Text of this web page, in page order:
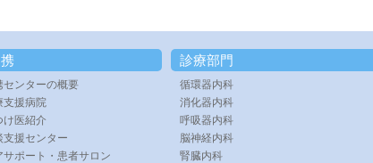
センターの概要
支援病院
け医紹介
支援センター
サポート・患者サロン
診療部門
循環器内科
消化器内科
呼吸器内科
脳神経内科
腎臓内科